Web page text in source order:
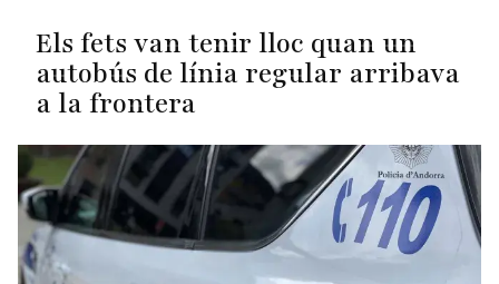
Els fets van tenir lloc quan un
autobús de línia regular arribava
a la frontera